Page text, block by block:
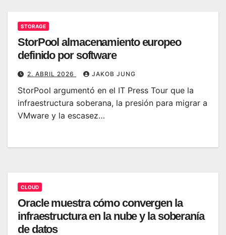
STORAGE
StorPool almacenamiento europeo
definido por software
2. ABRIL 2026 JAKOB JUNG
StorPool argumentó en el IT Press Tour que la
infraestructura soberana, la presión para migrar a
VMware y la escasez…
CLOUD
Oracle muestra cómo convergen la
infraestructura en la nube y la soberanía
de datos